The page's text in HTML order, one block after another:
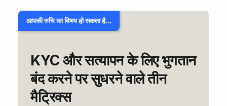
आपकी रुचि का विषय हो सकता है...
KYC और सत्यापन के लिए भुगतान
बंद करने पर सुधरने वाले तीन
मैट्रिक्स